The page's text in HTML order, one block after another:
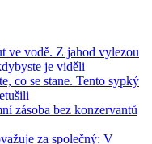
ve vodě. Z jahod vylezou
je viděli
co se stane. Tento sypký
zásoba bez konzervantů
za společný: V